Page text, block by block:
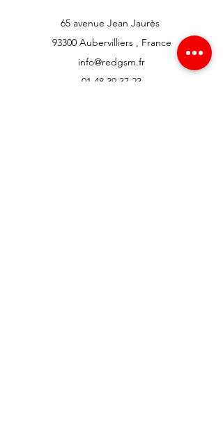
65 avenue Jean Jaurès
93300 Aubervilliers , France
info@redgsm.fr
01 48 39 37 23